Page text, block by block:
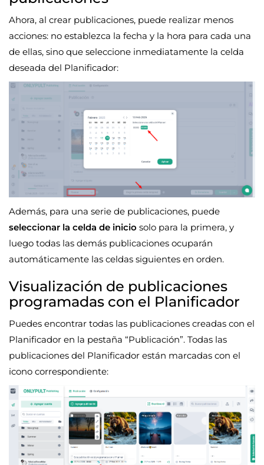
Ahora, al crear publicaciones, puede realizar menos
acciones: no establezca la fecha y la hora para cada una
de ellas, sino que seleccione inmediatamente la celda
deseada del Planificador:
Además, para una serie de publicaciones, puede
seleccionar la celda de inicio solo para la primera, y
luego todas las demás publicaciones ocuparán
automáticamente las celdas siguientes en orden.
Visualización de publicaciones
programadas con el Planificador
Puedes encontrar todas las publicaciones creadas con el
Planificador en la pestaña “Publicación”. Todas las
publicaciones del Planificador están marcadas con el
icono correspondiente: